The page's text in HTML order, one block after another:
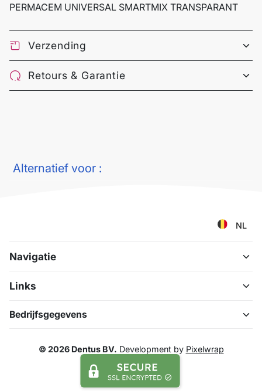
PERMACEM UNIVERSAL SMARTMIX TRANSPARANT
Verzending
Retours & Garantie
Alternatief voor :
NL
Navigatie
Links
Bedrijfsgegevens
© 2026 Dentus BV. Development by Pixelwrap